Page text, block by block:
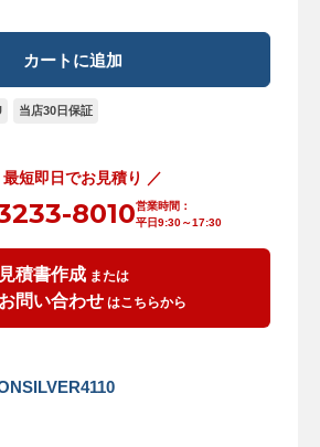
当店30日保証
最短即日でお見積り ／
8010営業時間：
平日9:30～17:30
見積書作成または
お問い合わせはこちらから